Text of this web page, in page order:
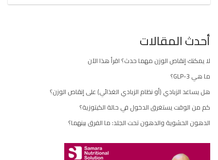
أحدث المقالات
لا يمكنك إنقاص الوزن مهما حدث؟ اقرأ هذا الآن
ما هي GLP-3؟
هل يساعد الزبادي (أو نظام الزبادي الغذائي) على إنقاص الوزن؟
كم من الوقت يستغرق الدخول في حالة الكيتوزية؟
الدهون الحشوية والدهون تحت الجلد: ما الفرق بينهما؟